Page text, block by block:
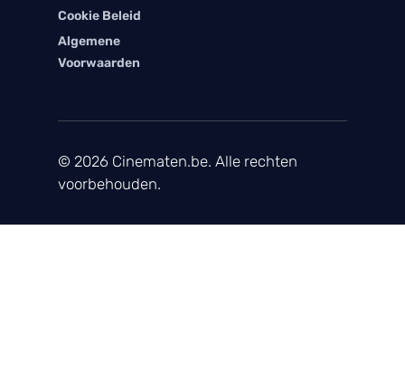
Cookie Beleid
Algemene
Voorwaarden
© 2026 Cinematen.be. Alle rechten
voorbehouden.